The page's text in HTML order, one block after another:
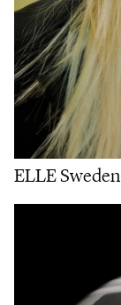
ELLE Sweden